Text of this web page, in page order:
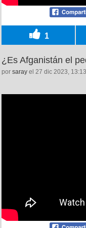
1
¿Es Afganistán el
por saray el 27 dic 2023, 13:13